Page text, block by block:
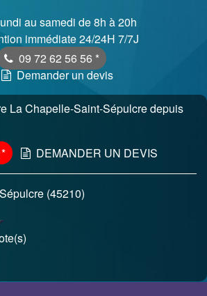
au samedi de 8h à 20h
immédiate 24/24H 7/7J
09 72 62 56 56 *
Demander un devis
La Chapelle-Saint-Sépulcre depuis
* DEMANDER UN DEVIS
(45210)